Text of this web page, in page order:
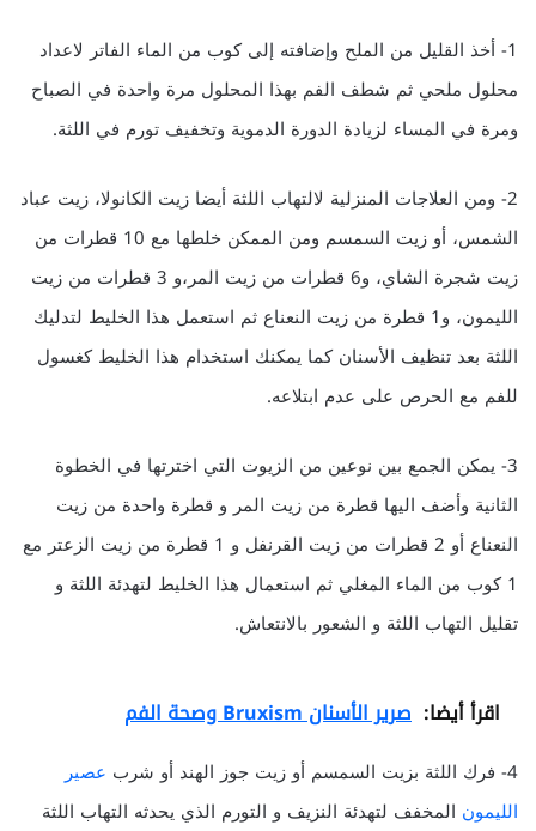
1- أخذ القليل من الملح وإضافته إلى كوب من الماء الفاتر لاعداد
محلول ملحي ثم شطف الفم بهذا المحلول مرة واحدة في الصباح
ومرة ​​في المساء لزيادة الدورة الدموية وتخفيف تورم في اللثة.
2- ومن العلاجات المنزلية لالتهاب اللثة أيضا زيت الكانولا، زيت عباد
الشمس، أو زيت السمسم ومن الممكن خلطها مع 10 قطرات من
زيت شجرة الشاي، و6 قطرات من زيت المر،و 3 قطرات من زيت
الليمون، و1 قطرة من زيت النعناع ثم استعمل هذا الخليط لتدليك
اللثة بعد تنظيف الأسنان كما يمكنك استخدام هذا الخليط كغسول
للفم مع الحرص على عدم ابتلاعه.
3- يمكن الجمع بين نوعين من الزيوت التي اخترتها في الخطوة
الثانية وأضف اليها قطرة من زيت المر و قطرة واحدة من زيت
النعناع أو 2 قطرات من زيت القرنفل و 1 قطرة من زيت الزعتر مع
1 كوب من الماء المغلي ثم استعمال هذا الخليط لتهدئة اللثة و
تقليل التهاب اللثة و الشعور بالانتعاش.
اقرأ أيضا: صرير الأسنان Bruxism وصحة الفم
4- فرك اللثة بزيت السمسم أو زيت جوز الهند أو شرب
عصير
الليمون المخفف لتهدئة النزيف و التورم الذي يحدثه التهاب اللثة